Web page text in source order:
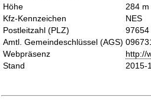
Höhe
284
Kfz-Kennzeichen
NES
Postleitzahl (PLZ)
97654
Amtl. Gemeindeschlüssel (AGS)
Webpräsenz
http://
Stand
2015-